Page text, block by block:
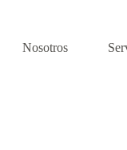
Nosotros